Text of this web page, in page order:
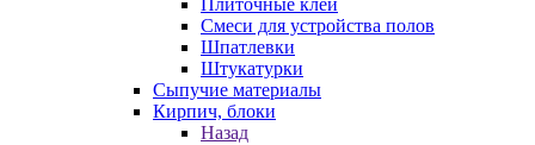
Плиточные клеи
Смеси для устройства полов
Шпатлевки
Штукатурки
Сыпучие материалы
Кирпич, блоки
Назад